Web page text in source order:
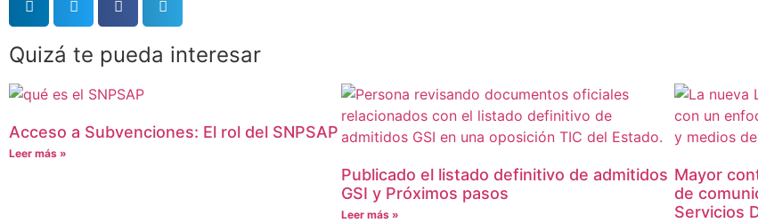
Quizá te pueda interesar
Acceso a Subvenciones: El rol del SNPSAP
Leer más »
Publicado el listado definitivo de admitidos
GSI y Próximos pasos
Leer más »
Mayor
de
Servicios